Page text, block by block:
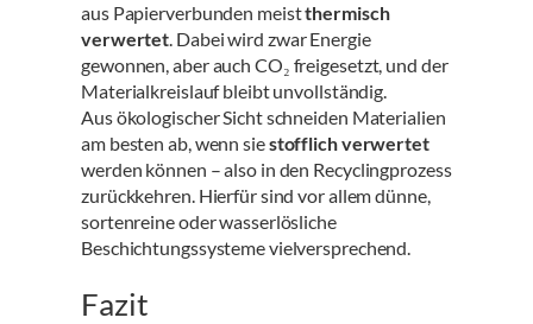
aus Papierverbunden meistthermisch
verwertet. Dabei wird zwar Energie
gewonnen, aber auch CO₂ freigesetzt, und der
Materialkreislauf bleibt unvollständig.
Aus ökologischer Sicht schneiden Materialien
am besten ab, wenn siestofflich verwertet
werden können – also in den Recyclingprozess
zurückkehren. Hierfür sind vor allem dünne,
sortenreine oder wasserlösliche
Beschichtungssysteme vielversprechend.
Fazit